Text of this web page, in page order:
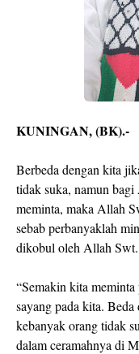
KUNINGAN, (BK).-
Berbeda dengan kita
tidak suka, namun
meminta, maka Allah
sebab perbanyaklah
dikobul oleh Allah Swt.
“Semakin kita
sayang pada kita.
kebanyak orang tidak
dalam ceramahnya di